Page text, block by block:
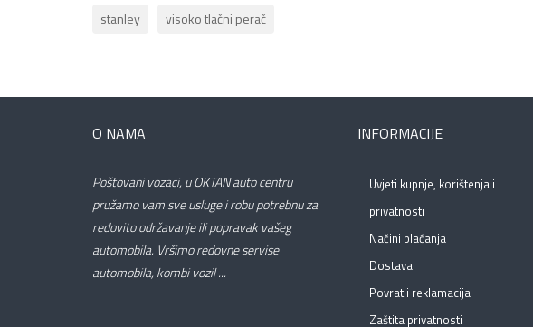
stanley
visoko tlačni perač
O NAMA
Poštovani vozaci, u OKTAN auto centru
pružamo vam sve usluge i robu potrebnu za
redovito održavanje ili popravak vašeg
automobila. Vršimo redovne servise
automobila, kombi vozil ...
INFORMACIJE
Uvjeti kupnje, korištenja i
privatnosti
Načini plaćanja
Dostava
Povrat i reklamacija
Zaštita privatnosti